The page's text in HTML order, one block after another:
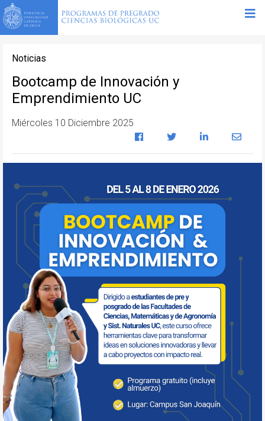
Noticias
Bootcamp de Innovación y
Emprendimiento UC
Miércoles 10 Diciembre 2025